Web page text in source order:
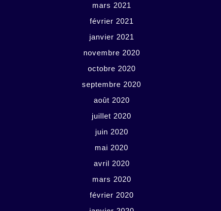
mars 2021
février 2021
janvier 2021
novembre 2020
octobre 2020
septembre 2020
août 2020
juillet 2020
juin 2020
mai 2020
avril 2020
mars 2020
février 2020